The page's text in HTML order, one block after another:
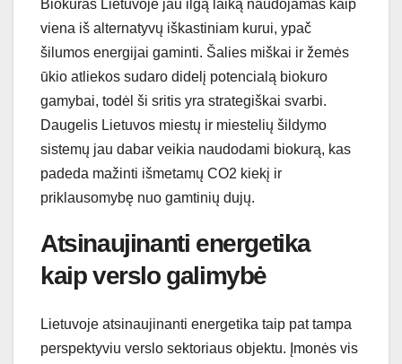
Biokuras Lietuvoje jau ilgą laiką naudojamas kaip
viena iš alternatyvų iškastiniam kurui, ypač
šilumos energijai gaminti. Šalies miškai ir žemės
ūkio atliekos sudaro didelį potencialą biokuro
gamybai, todėl ši sritis yra strategiškai svarbi.
Daugelis Lietuvos miestų ir miestelių šildymo
sistemų jau dabar veikia naudodami biokurą, kas
padeda mažinti išmetamų CO2 kiekį ir
priklausomybę nuo gamtinių dujų.
Atsinaujinanti energetika
kaip verslo galimybė
Lietuvoje atsinaujinanti energetika taip pat tampa
perspektyviu verslo sektoriaus objektu. Įmonės vis